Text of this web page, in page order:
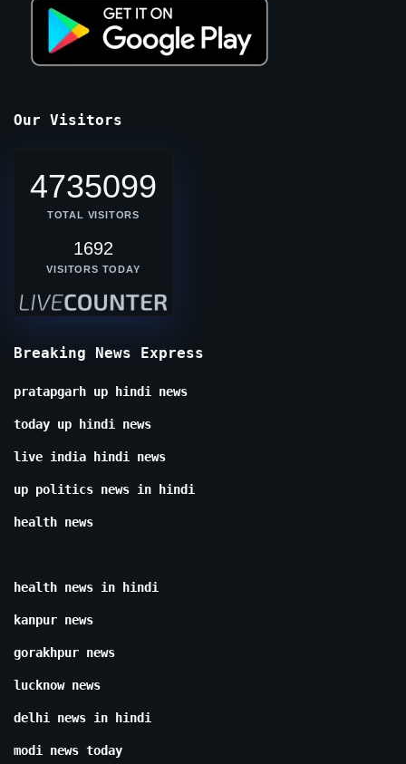
Our Visitors
4735099
TOTAL VISITORS
1692
VISITORS TODAY
Breaking News Express
pratapgarh up hindi news
today up hindi news
live india hindi news
up politics news in hindi
health news
health news in hindi
kanpur news
gorakhpur news
lucknow news
delhi news in hindi
modi news today